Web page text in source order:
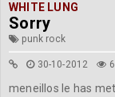
WHITE LUNG
Sorry
punk rock
30-10-2012
meneillos le has